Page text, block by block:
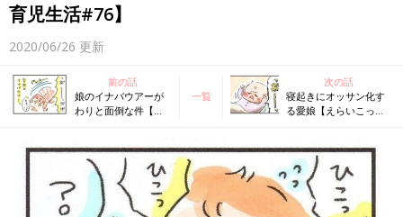
育児生活#76】
2020/06/26 更新
前の話
娘のイナバウアーが
わりと面倒な件【え
一覧
次の話
寝起きにオッサン化す
る愛娘【えらいこっち